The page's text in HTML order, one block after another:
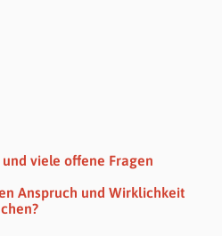
viele offene Fragen
Anspruch und Wirklichkeit